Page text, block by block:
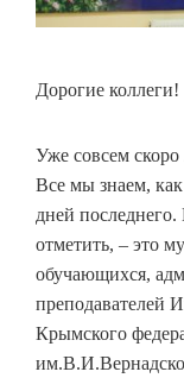
Дорогие коллеги!
Уже совсем
Все мы знаем,
дней последнего.
отметить, – это
обучающихся,
преподавателей
Крымского